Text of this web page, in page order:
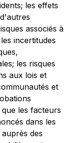
les effets
associés à
incertitudes
les risques
aux lois et
et
les facteurs
dans les
des